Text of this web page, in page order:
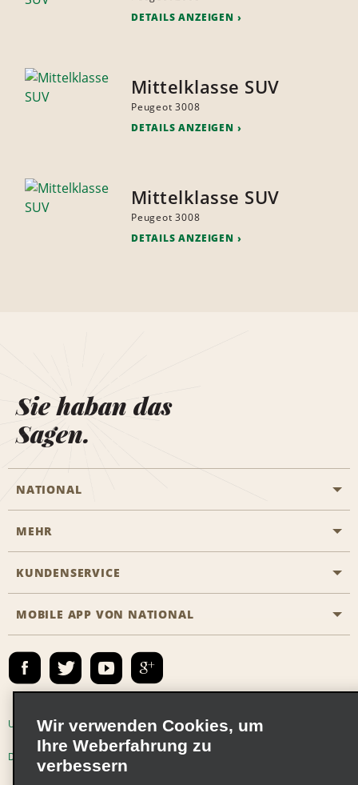
DETAILS ANZEIGEN
Mittelklasse SUV
Peugeot 3008
DETAILS ANZEIGEN
Mittelklasse SUV
Peugeot 3008
DETAILS ANZEIGEN
Sie haban das
Sagen.
NATIONAL
Eine Reservierung vornehmen
Das Business Rental Programm
Emerald Club Anmelden
MEHR
Karriere
KUNDENSERVICE
Barrierefreiheit
Kontakt
E-Mail anmelden
MOBILE APP VON NATIONAL
Unternehmensinformationen Nutzungsbedingungen
Datenschutzrichtlinie Cookie-Richtlinie
Wir verwenden Cookies, um
Ihre Weberfahrung zu
verbessern